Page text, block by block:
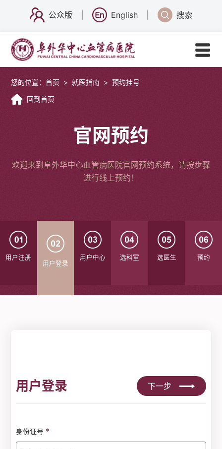
公众版 English 搜索
您的位置：首页 > 就医指南 > 预约挂号
回到首页
官网预约
欢迎来到阜外华中心血管病医院官网预约系统，请按步骤
进行线上预约！
用户注册
用户登录
用户中心 选科室 选医生 预约
用户登录 下一步
身份证号 *